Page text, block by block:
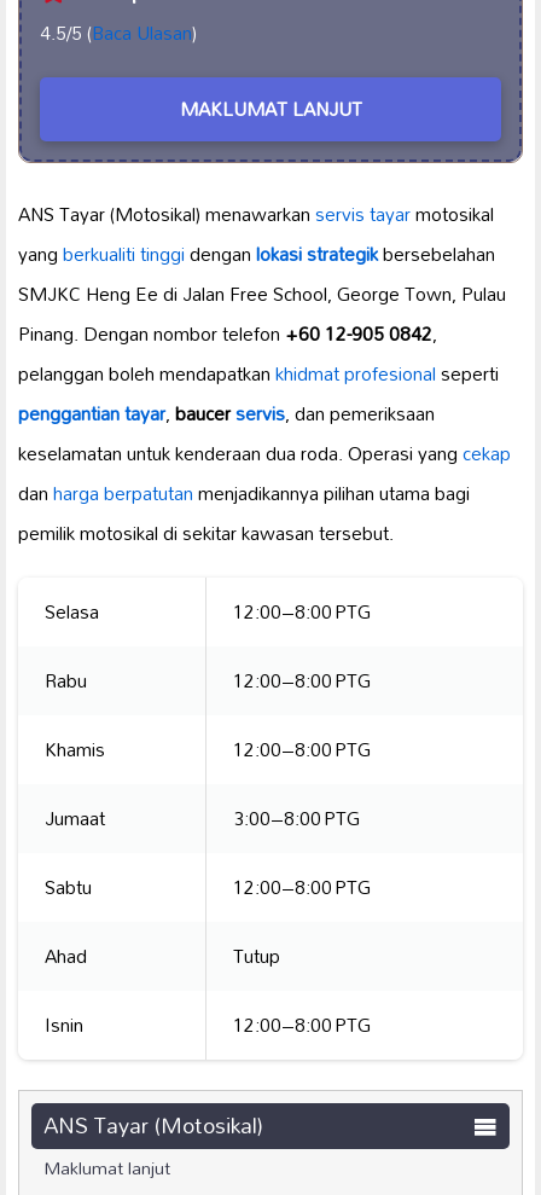
4.5/5 (Baca Ulasan)
MAKLUMAT LANJUT
ANS Tayar (Motosikal) menawarkanservis tayarmotosikal
yangberkualiti tinggidenganlokasi strategikbersebelahan
SMJKC Heng Ee di Jalan Free School, George Town, Pulau
Pinang. Dengan nombor telefon+60 12-905 0842,
pelanggan boleh mendapatkankhidmat profesionalseperti
penggantian tayar,baucerservis, dan pemeriksaan
keselamatan untuk kenderaan dua roda. Operasi yangcekap
danharga berpatutanmenjadikannya pilihan utama bagi
pemilik motosikal di sekitar kawasan tersebut.
Selasa
12:00–8:00 PTG
Rabu
12:00–8:00 PTG
Khamis
12:00–8:00 PTG
Jumaat
3:00–8:00 PTG
Sabtu
12:00–8:00 PTG
Ahad
Tutup
Isnin
12:00–8:00 PTG
ANS Tayar (Motosikal)
Maklumat lanjut